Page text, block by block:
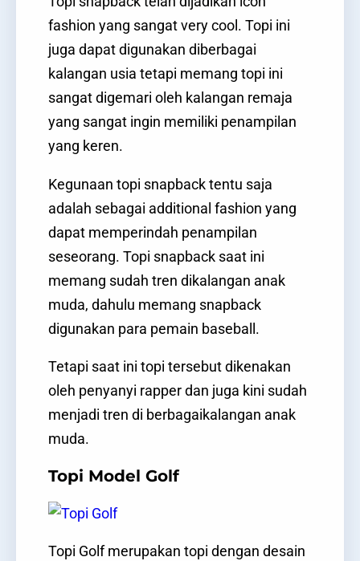
fashion yang sangat very cool. Topi ini
juga dapat digunakan diberbagai
kalangan usia tetapi memang topi ini
sangat digemari oleh kalangan remaja
yang sangat ingin memiliki penampilan
yang keren.
Kegunaan topi snapback tentu saja
adalah sebagai additional fashion yang
dapat memperindah penampilan
seseorang. Topi snapback saat ini
memang sudah tren dikalangan anak
muda, dahulu memang snapback
digunakan para pemain baseball.
Tetapi saat ini topi tersebut dikenakan
oleh penyanyi rapper dan juga kini sudah
menjadi tren di berbagaikalangan anak
muda.
Topi Model Golf
Topi Golf merupakan topi dengan desain